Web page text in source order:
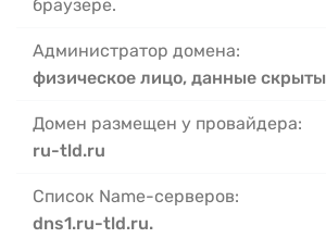
браузере.
Администратор домена:
физическое лицо, данные скрыты
Домен размещен у провайдера:
ru-tld.ru
Список Name-серверов:
dns1.ru-tld.ru.